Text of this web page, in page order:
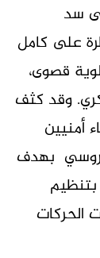
سد
على كامل
قصوى،
وقد كثف
أمنيين
بهدف
الحركات